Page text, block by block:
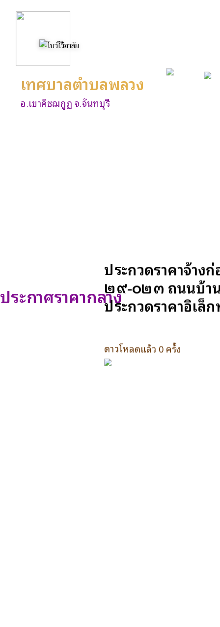
เทศบาลตำบลพลวง
อ.เขาคิชฌกูฏ จ.จันทบุรี
ประกาศราคากลาง
ประกวดราคาจ้า
๒๙-๐๒๓ ถนนบ้าน
ประกวดราคาอิเล็
ดาวโหลดแล้ว 0 ครั้ง